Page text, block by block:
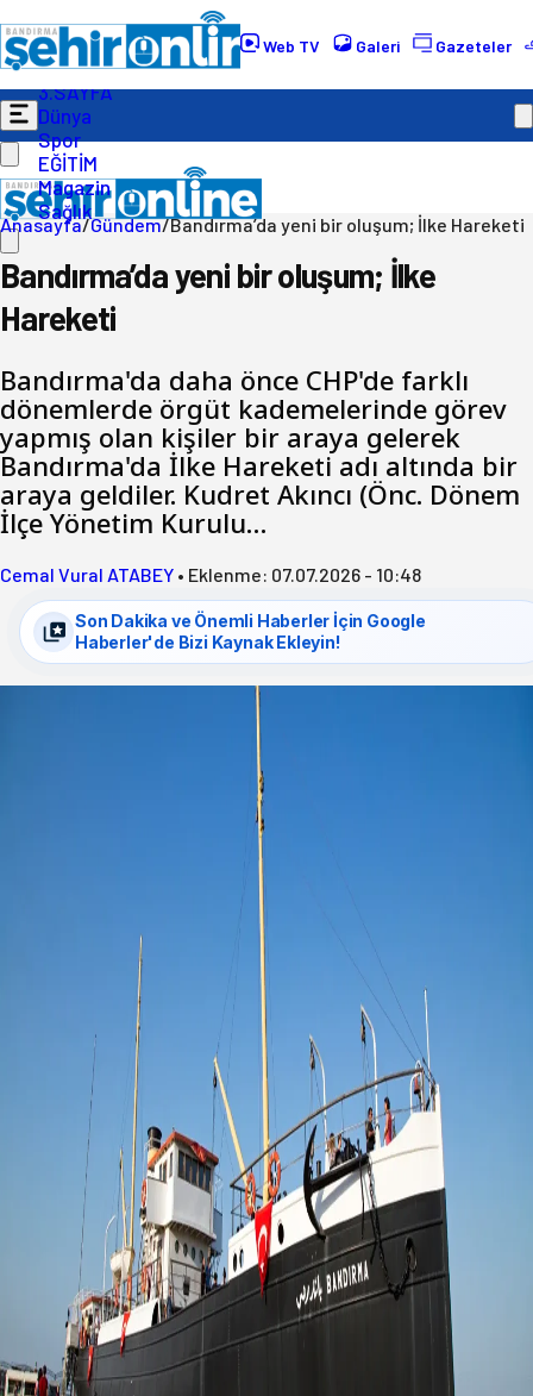
Web TV Galeri Gazeteler
Gündem
Ekonomi
Politika
3.SAYFA
Dünya
Spor
EĞİTİM
Magazin
Sağlık
Anasayfa/Gündem/Bandırma’da yeni bir oluşum; İlke Hareketi
Bandırma’da yeni bir oluşum; İlke
Hareketi
Bandırma'da daha önce CHP'de farklı
dönemlerde örgüt kademelerinde görev
yapmış olan kişiler bir araya gelerek
Bandırma'da İlke Hareketi adı altında bir
araya geldiler. Kudret Akıncı (Önc. Dönem
İlçe Yönetim Kurulu…
Cemal Vural ATABEY • Eklenme: 07.07.2026 - 10:48
Son Dakika ve Önemli Haberler İçin Google
Haberler'de Bizi Kaynak Ekleyin!